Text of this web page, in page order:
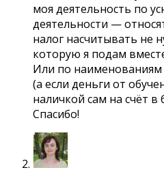
моя деятельность по
деятельности —
налог насчитывать не
которую я подам
Или по
(а если деньги от
наличкой сам на счёт в
Спасибо!